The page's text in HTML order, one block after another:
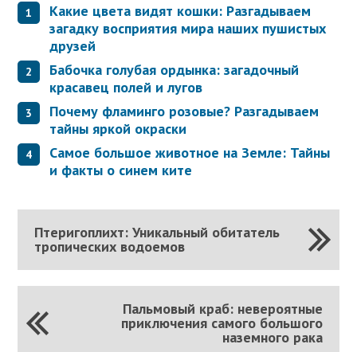
Какие цвета видят кошки: Разгадываем
загадку восприятия мира наших пушистых
друзей
Бабочка голубая ордынка: загадочный
красавец полей и лугов
Почему фламинго розовые? Разгадываем
тайны яркой окраски
Самое большое животное на Земле: Тайны
и факты о синем китe
Птеригоплихт: Уникальный обитатель
тропических водоемов
Пальмовый краб: невероятные
приключения самого большого
наземного рака